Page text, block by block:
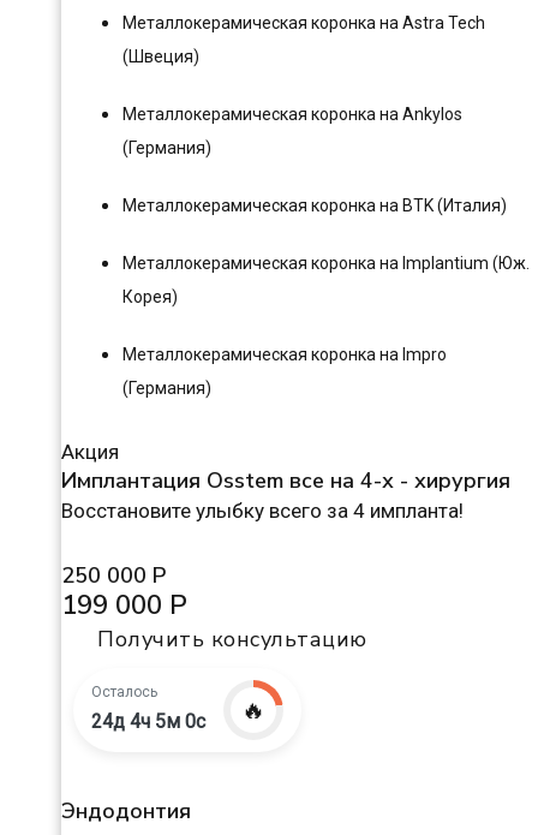
Металлокерамическая коронка на Astra Tech
(Швеция)
Металлокерамическая коронка на Ankylos
(Германия)
Металлокерамическая коронка на BTK (Италия)
Металлокерамическая коронка на Implantium (Юж.
Корея)
Металлокерамическая коронка на Impro
(Германия)
Акция
Имплантация Osstem все на 4-х - хирургия
Восстановите улыбку всего за 4 импланта!
250 000 Р
199 000 Р
Получить консультацию
Осталось
24д 4ч 4м 59с 🔥
Эндодонтия